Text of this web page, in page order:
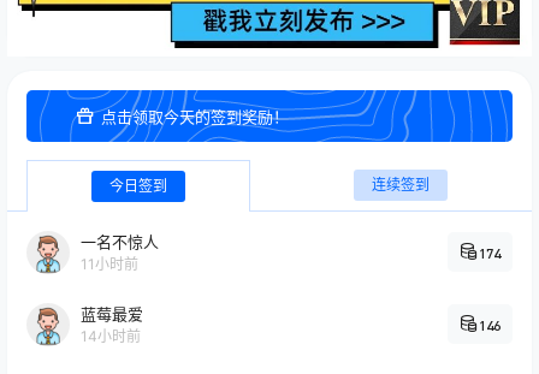
点击领取今天的签到奖励！
今日签到 连续签到
一名不惊人
11小时前
174
蓝莓最爱
14小时前
146